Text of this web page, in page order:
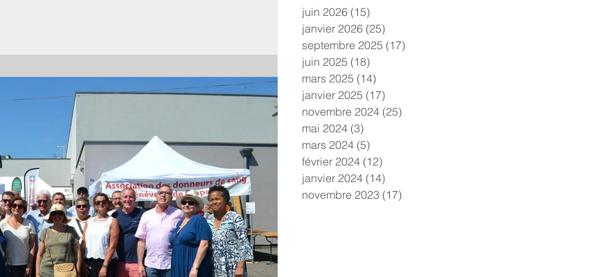
juin 2026 (15)
janvier 2026 (25)
septembre 2025 (17)
juin 2025 (18)
mars 2025 (14)
janvier 2025 (17)
novembre 2024 (25)
mai 2024 (3)
mars 2024 (5)
février 2024 (12)
janvier 2024 (14)
novembre 2023 (17)